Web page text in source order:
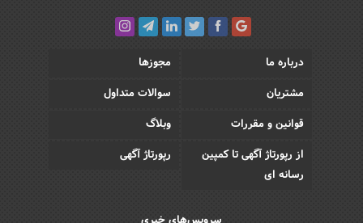
درباره ما
مجوزها
مشتریان
سوالات متداول
قوانین و مقررات
وبلاگ
از رپورتاژ آگهی تا کمپین
رسانه ای
رپورتاژ آگهی